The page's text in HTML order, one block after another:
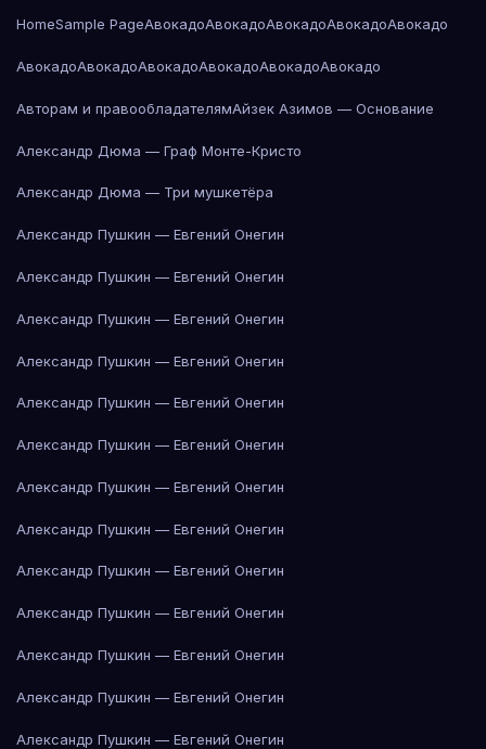
HomeSample PageАвокадоАвокадоАвокадоАвокадоАвокадо
АвокадоАвокадоАвокадоАвокадоАвокадоАвокадо
Авторам и правообладателямАйзек Азимов — Основание
Александр Дюма — Граф Монте-Кристо
Александр Дюма — Три мушкетёра
Александр Пушкин — Евгений Онегин
Александр Пушкин — Евгений Онегин
Александр Пушкин — Евгений Онегин
Александр Пушкин — Евгений Онегин
Александр Пушкин — Евгений Онегин
Александр Пушкин — Евгений Онегин
Александр Пушкин — Евгений Онегин
Александр Пушкин — Евгений Онегин
Александр Пушкин — Евгений Онегин
Александр Пушкин — Евгений Онегин
Александр Пушкин — Евгений Онегин
Александр Пушкин — Евгений Онегин
Александр Пушкин — Евгений Онегин